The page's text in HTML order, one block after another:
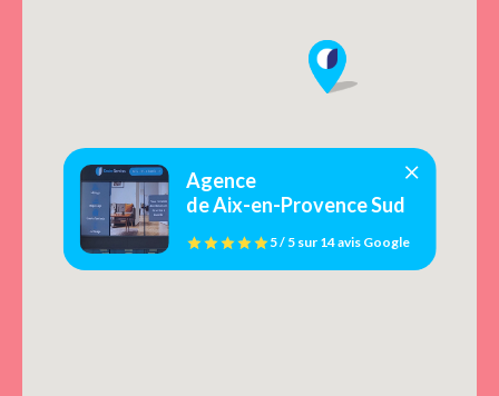
Agence
de Aix-en-Provence Sud
5 / 5sur 14 avis Google